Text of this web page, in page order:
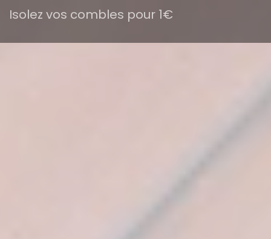
Isolez vos combles pour 1€